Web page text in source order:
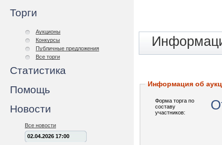
Торги
Аукционы
Конкурсы
Публичные предложения
Все торги
Статистика
Помощь
Новости
Все новости
02.04.2026 17:00
Информация об
Форма торга по
составу
участников: